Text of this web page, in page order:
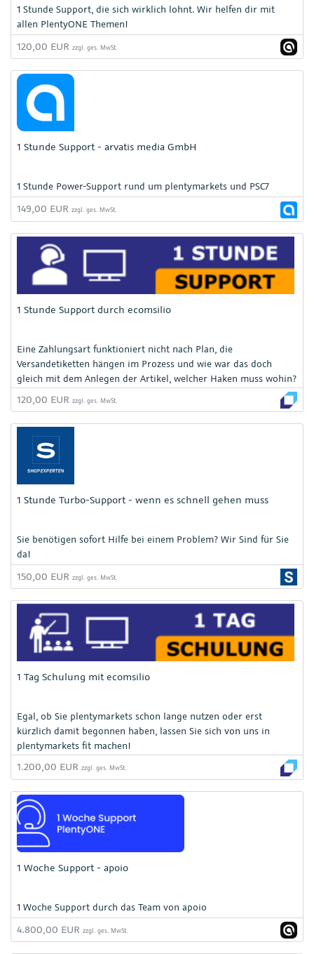
1 Stunde Support, die sich wirklich lohnt. Wir helfen dir mit
allen PlentyONE Themen!
120,00 EUR zzgl. ges. MwSt.
1 Stunde Support - arvatis media GmbH
1 Stunde Power-Support rund um plentymarkets und PSC7
149,00 EUR zzgl. ges. MwSt.
1 Stunde Support durch ecomsilio
Eine Zahlungsart funktioniert nicht nach Plan, die
Versandetiketten hängen im Prozess und wie war das doch
gleich mit dem Anlegen der Artikel, welcher Haken muss wohin?
120,00 EUR zzgl. ges. MwSt.
1 Stunde Turbo-Support - wenn es schnell gehen muss
Sie benötigen sofort Hilfe bei einem Problem? Wir Sind für Sie
da!
150,00 EUR zzgl. ges. MwSt.
1 Tag Schulung mit ecomsilio
Egal, ob Sie plentymarkets schon lange nutzen oder erst
kürzlich damit begonnen haben, lassen Sie sich von uns in
plentymarkets fit machen!
1.200,00 EUR zzgl. ges. MwSt.
1 Woche Support - apoio
1 Woche Support durch das Team von apoio
4.800,00 EUR zzgl. ges. MwSt.